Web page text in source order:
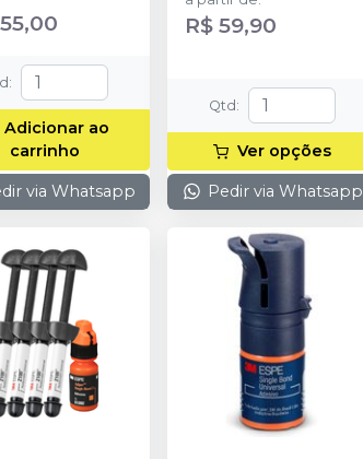
e 170 mm de
:
Adicionar ao
carrinho
via Whatsapp
R$ 59,90
Qtd :
Ver opções
Pedir via Whatsapp